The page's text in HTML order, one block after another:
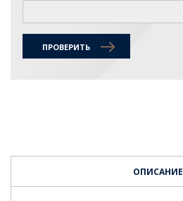
ПРОВЕРИТЬ
ОПИСАНИЕ